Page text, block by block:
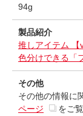
94g
製品紹介
推しアイテム 【
色分けできる「
その他
その他の情報に
ページ
をご